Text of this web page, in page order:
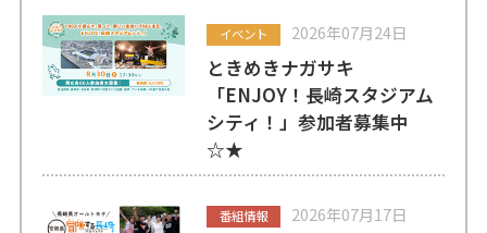
イベント 2026年07月24日
ときめきナガサキ
「ENJOY！長崎スタジアム
シティ！」参加者募集中
☆★
番組情報 2026年07月17日